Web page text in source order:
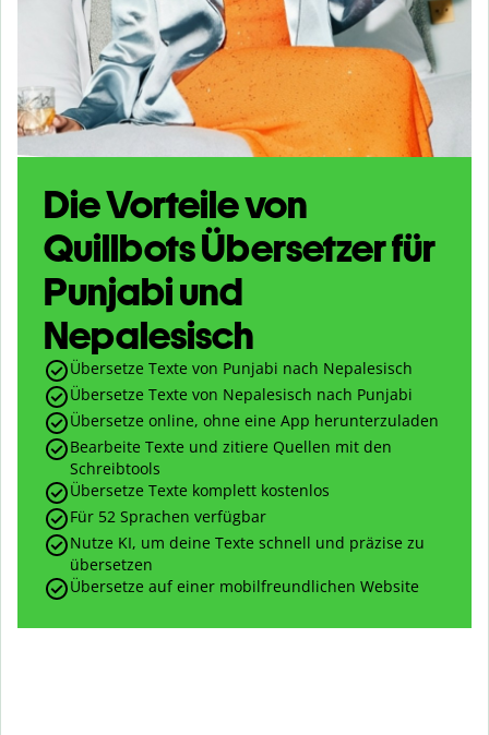
Die Vorteile von
Quillbots Übersetzer für
Punjabi und
Nepalesisch
Übersetze Texte von Punjabi nach Nepalesisch
Übersetze Texte von Nepalesisch nach Punjabi
Übersetze online, ohne eine App herunterzuladen
Bearbeite Texte und zitiere Quellen mit den
Schreibtools
Übersetze Texte komplett kostenlos
Für 52 Sprachen verfügbar
Nutze KI, um deine Texte schnell und präzise zu
übersetzen
Übersetze auf einer mobilfreundlichen Website